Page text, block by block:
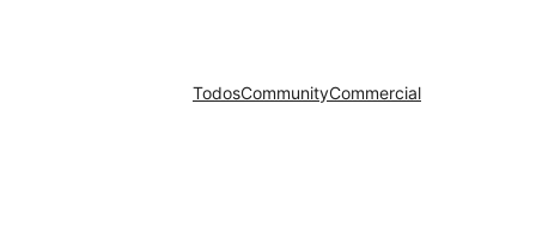
TodosCommunityCommercial